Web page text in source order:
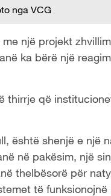
nga VCG
një projekt
ka bërë një
thirrje që
është shenjë e një
në pakësim, një
thelbësorë për
të